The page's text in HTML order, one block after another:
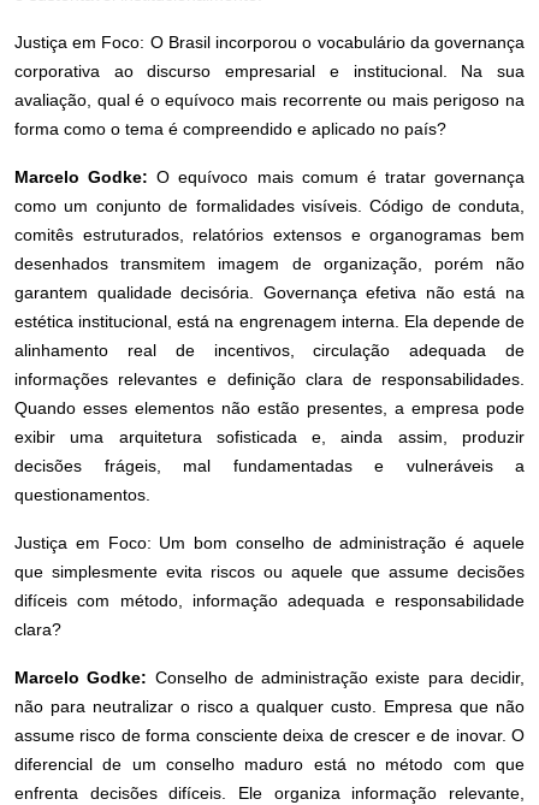
Justiça em Foco: O Brasil incorporou o vocabulário da governança
corporativa ao discurso empresarial e institucional. Na sua
avaliação, qual é o equívoco mais recorrente ou mais perigoso na
forma como o tema é compreendido e aplicado no país?
Marcelo Godke: O equívoco mais comum é tratar governança
como um conjunto de formalidades visíveis. Código de conduta,
comitês estruturados, relatórios extensos e organogramas bem
desenhados transmitem imagem de organização, porém não
garantem qualidade decisória. Governança efetiva não está na
estética institucional, está na engrenagem interna. Ela depende de
alinhamento real de incentivos, circulação adequada de
informações relevantes e definição clara de responsabilidades.
Quando esses elementos não estão presentes, a empresa pode
exibir uma arquitetura sofisticada e, ainda assim, produzir
decisões frágeis, mal fundamentadas e vulneráveis a
questionamentos.
Justiça em Foco: Um bom conselho de administração é aquele
que simplesmente evita riscos ou aquele que assume decisões
difíceis com método, informação adequada e responsabilidade
clara?
Marcelo Godke: Conselho de administração existe para decidir,
não para neutralizar o risco a qualquer custo. Empresa que não
assume risco de forma consciente deixa de crescer e de inovar. O
diferencial de um conselho maduro está no método com que
enfrenta decisões difíceis. Ele organiza informação relevante,